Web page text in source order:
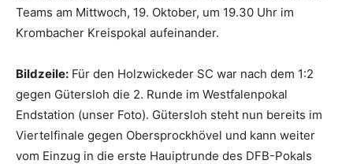
Teams am Mittwoch, 19. Oktober, um 19.30 Uhr im
Krombacher Kreispokal aufeinander.
Bildzeile: Für den Holzwickeder SC war nach dem 1:2
gegen Gütersloh die 2. Runde im Westfalenpokal
Endstation (unser Foto). Gütersloh steht nun bereits im
Viertelfinale gegen Obersprockhövel und kann weiter
vom Einzug in die erste Hauiptrunde des DFB-Pokals